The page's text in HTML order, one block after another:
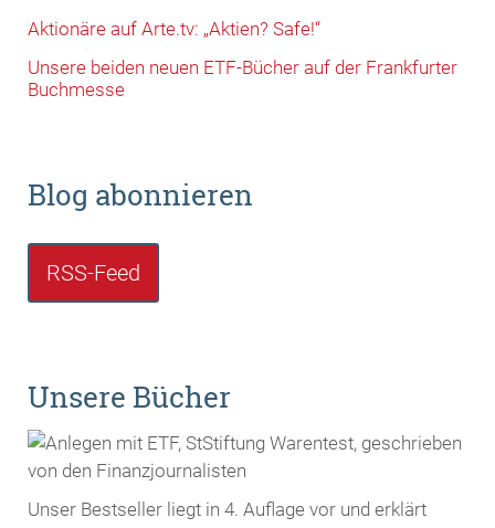
Aktionäre auf Arte.tv: „Aktien? Safe!“
Unsere beiden neuen ETF-Bücher auf der Frankfurter
Buchmesse
Blog abonnieren
RSS-Feed
Unsere Bücher
Unser Bestseller liegt in 4. Auflage vor und erklärt